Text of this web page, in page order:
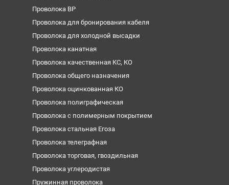
Проволока ВР
Проволока для бронирования кабеля
Проволока для холодной высадки
Проволока канатная
Проволока качественная КС, КО
Проволока общего назначения
Проволока оцинкованная КО
Проволока полиграфическая
Проволока с полимерным покрытием
Проволока стальная Егоза
Проволока телеграфная
Проволока торговая, гвоздильная
Проволока углеродистая
Пружинная проволока